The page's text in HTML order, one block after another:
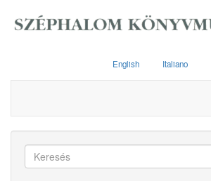
English Italiano
Keresés